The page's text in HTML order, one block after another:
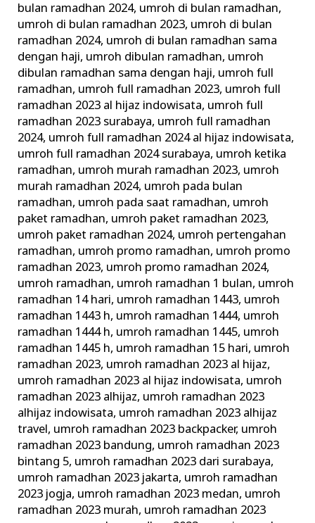
bulan ramadhan 2024, umroh di bulan ramadhan,
umroh di bulan ramadhan 2023, umroh di bulan
ramadhan 2024, umroh di bulan ramadhan sama
dengan haji, umroh dibulan ramadhan, umroh
dibulan ramadhan sama dengan haji, umroh full
ramadhan, umroh full ramadhan 2023, umroh full
ramadhan 2023 al hijaz indowisata, umroh full
ramadhan 2023 surabaya, umroh full ramadhan
2024, umroh full ramadhan 2024 al hijaz indowisata,
umroh full ramadhan 2024 surabaya, umroh ketika
ramadhan, umroh murah ramadhan 2023, umroh
murah ramadhan 2024, umroh pada bulan
ramadhan, umroh pada saat ramadhan, umroh
paket ramadhan, umroh paket ramadhan 2023,
umroh paket ramadhan 2024, umroh pertengahan
ramadhan, umroh promo ramadhan, umroh promo
ramadhan 2023, umroh promo ramadhan 2024,
umroh ramadhan, umroh ramadhan 1 bulan, umroh
ramadhan 14 hari, umroh ramadhan 1443, umroh
ramadhan 1443 h, umroh ramadhan 1444, umroh
ramadhan 1444 h, umroh ramadhan 1445, umroh
ramadhan 1445 h, umroh ramadhan 15 hari, umroh
ramadhan 2023, umroh ramadhan 2023 al hijaz,
umroh ramadhan 2023 al hijaz indowisata, umroh
ramadhan 2023 alhijaz, umroh ramadhan 2023
alhijaz indowisata, umroh ramadhan 2023 alhijaz
travel, umroh ramadhan 2023 backpacker, umroh
ramadhan 2023 bandung, umroh ramadhan 2023
bintang 5, umroh ramadhan 2023 dari surabaya,
umroh ramadhan 2023 jakarta, umroh ramadhan
2023 jogja, umroh ramadhan 2023 medan, umroh
ramadhan 2023 murah, umroh ramadhan 2023